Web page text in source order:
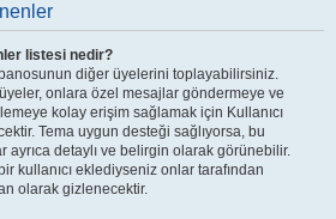
listesi nedir?
diğer üyelerini toplayabilirsiniz.
onlara özel mesajlar göndermeye ve
kolay erişim sağlamak için Kullanıcı
Tema uygun desteği sağlıyorsa, bu
ayrıca detaylı ve belirgin olarak görünebilir.
kullanıcı eklediyseniz onlar tarafından
olarak gizlenecektir.